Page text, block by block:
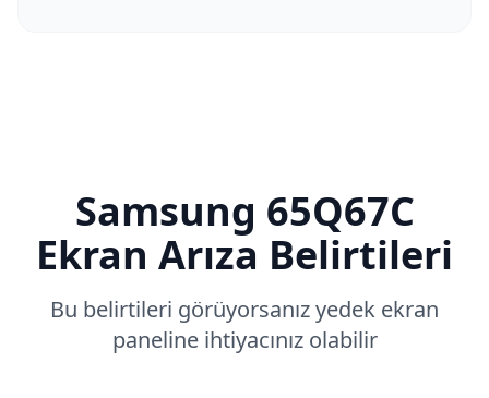
Samsung 65Q67C
Ekran Arıza Belirtileri
Bu belirtileri görüyorsanız yedek ekran
paneline ihtiyacınız olabilir